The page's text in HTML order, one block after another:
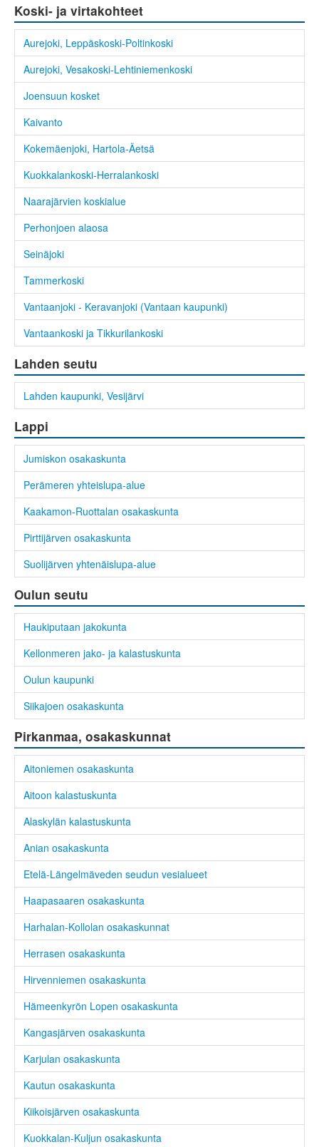
Koski- ja virtakohteet
Aurejoki, Leppäskoski-Poltinkoski
Aurejoki, Vesakoski-Lehtiniemenkoski
Joensuun kosket
Kaivanto
Kokemäenjoki, Hartola-Äetsä
Kuokkalankoski-Herralankoski
Naarajärvien koskialue
Perhonjoen alaosa
Seinäjoki
Tammerkoski
Vantaanjoki - Keravanjoki (Vantaan kaupunki)
Vantaankoski ja Tikkurilankoski
Lahden seutu
Lahden kaupunki, Vesijärvi
Lappi
Jumiskon osakaskunta
Perämeren yhteislupa-alue
Kaakamon-Ruottalan osakaskunta
Pirttijärven osakaskunta
Suolijärven yhtenäislupa-alue
Oulun seutu
Haukiputaan jakokunta
Kellonmeren jako- ja kalastuskunta
Oulun kaupunki
Siikajoen osakaskunta
Pirkanmaa, osakaskunnat
Aitoniemen osakaskunta
Aitoon kalastuskunta
Alaskylän kalastuskunta
Anian osakaskunta
Etelä-Längelmäveden seudun vesialueet
Haapasaaren osakaskunta
Harhalan-Kollolan osakaskunnat
Herrasen osakaskunta
Hirvenniemen osakaskunta
Hämeenkyrön Lopen osakaskunta
Kangasjärven osakaskunta
Karjulan osakaskunta
Kautun osakaskunta
Kiikoisjärven osakaskunta
Kuokkalan-Kuljun osakaskunta